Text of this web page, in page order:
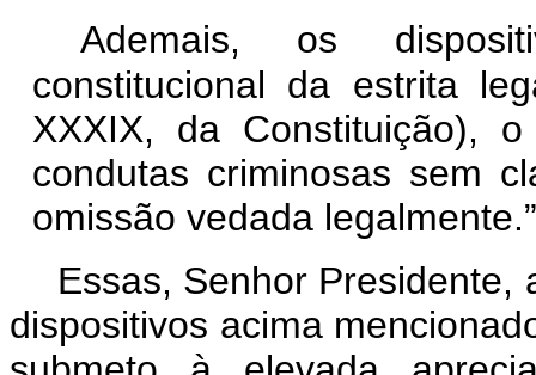
Ademais, os
constitucional da estrita
XXXIX, da Constituição),
condutas criminosas sem
omissão vedada legalmente.”
Essas, Senhor Presidente,
dispositivos acima